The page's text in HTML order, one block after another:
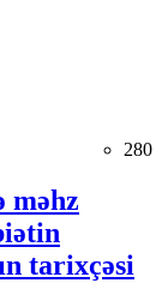
280
məhz
tarixçəsi